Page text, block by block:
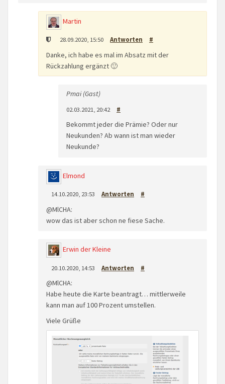
Martin
28.09.2020, 15:50 Antworten #
Danke, ich habe es mal im Absatz mit der
Rückzahlung ergänzt 🙂
Pmai (Gast)
02.03.2021, 20:42 #
Bekommt jeder die Prämie? Oder nur
Neukunden? Ab wann ist man wieder
Neukunde?
Elmond
14.10.2020, 23:53 Antworten #
@MlCHA:
wow das ist aber schon ne fiese Sache.
Erwin der Kleine
20.10.2020, 14:53 Antworten #
@MlCHA:
Habe heute die Karte beantragt… mittlerweile
kann man auf 100 Prozent umstellen.
Viele Grüße